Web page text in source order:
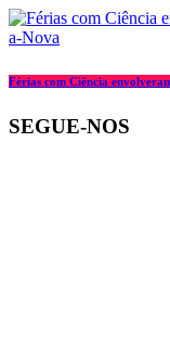
Férias com Ciência
SEGUE-NOS